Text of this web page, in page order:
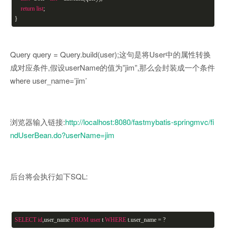
return list;
}
Query query = Query.build(user);这句是将User中的属性转换
成对应条件,假设userName的值为”jim”,那么会封装成一个条件
where user_name=’jim’
浏览器输入链接:http://localhost:8080/fastmybatis-springmvc/fi
ndUserBean.do?userName=jim
后台将会执行如下SQL:
SELECT id,user_name FROM usert WHEREt.user_name = ?